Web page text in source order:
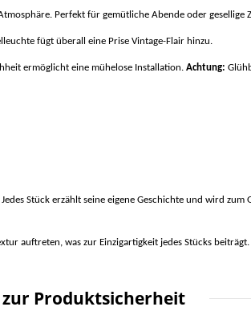
Perfekt für gemütliche Abende oder gesellige
fügt überall eine Prise Vintage-Flair hinzu.
ermöglicht eine mühelose Installation. Achtung:
Stück erzählt seine eigene Geschichte und wird zum
auftreten, was zur Einzigartigkeit jedes Stücks
zur Produktsicherheit